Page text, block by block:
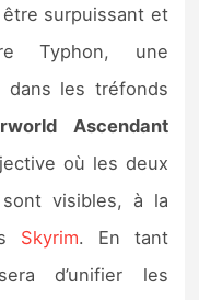
être surpuissant et
Typhon, une
dans les tréfonds
Ascendant
où les deux
visibles, à la
Skyrim. En tant
d’unifier les